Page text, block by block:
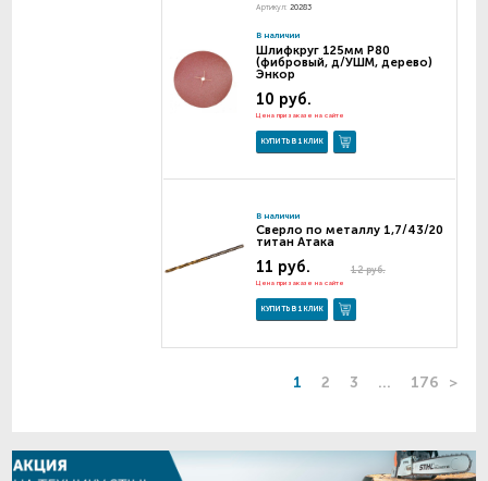
Артикул: 20283
В наличии
Шлифкруг 125мм Р80
(фибровый, д/УШМ, дерево)
Энкор
10 руб.
Цена при заказе на сайте
КУПИТЬ В 1 КЛИК
В наличии
Сверло по металлу 1,7/43/20
титан Атака
12 руб.
11 руб.
Цена при заказе на сайте
КУПИТЬ В 1 КЛИК
1 2 3 ... 176 >